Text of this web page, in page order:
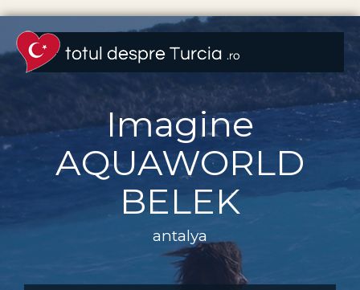
Imagine
AQUAWORLD
BELEK
antalya